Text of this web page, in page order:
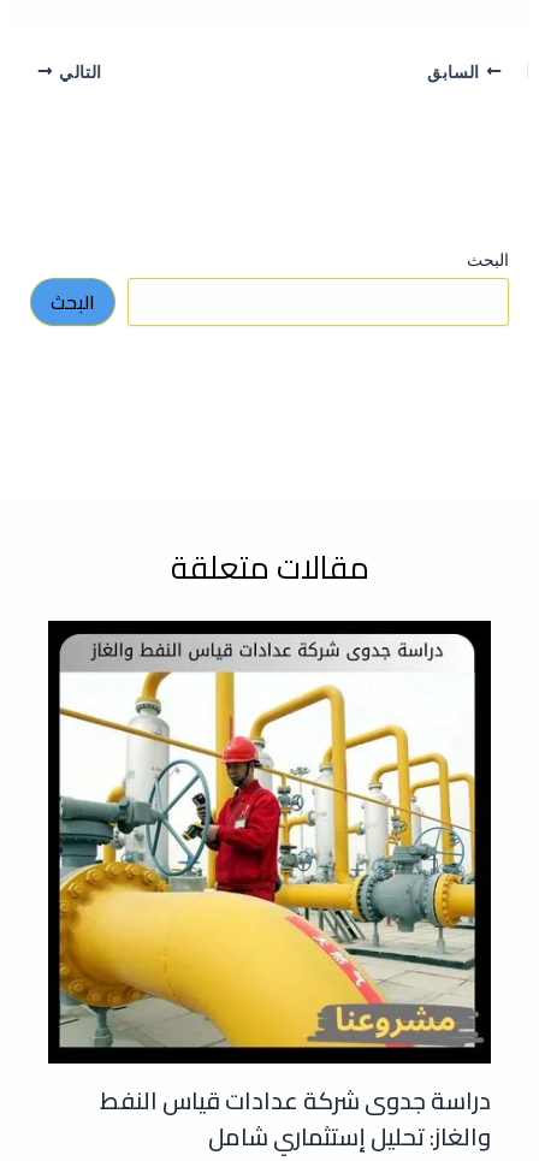
السابق التالي
البحث
البحث
مقالات متعلقة
دراسة جدوى شركة عدادات قياس النفط
والغاز: تحليل إستثماري شامل